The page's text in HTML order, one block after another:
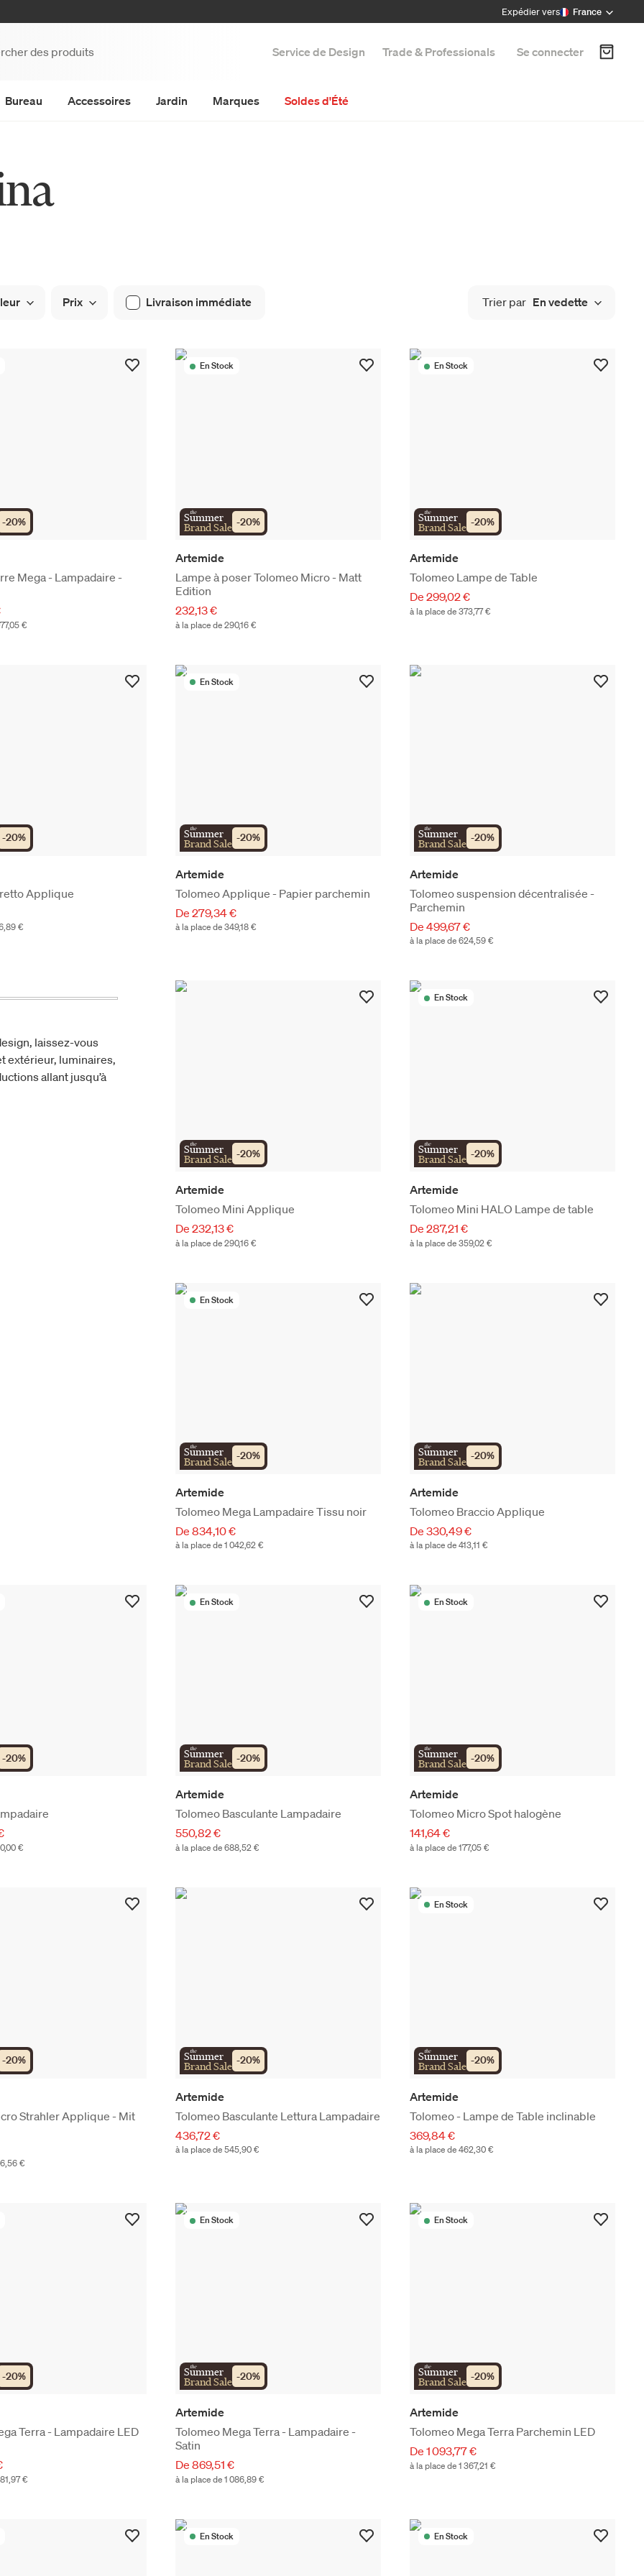
Expédier vers France
Service de Design Trade & Professionals Se connecter
Bureau Accessoires Jardin Marques Soldes d'Été
Prix Livraison immédiate Trier par En vedette
-20%
Mega - Lampadaire -
€
En Stock
the
Summer
Brand Sale -20%
Artemide
Lampe à poser Tolomeo Micro - Matt
Edition
232,13 €
à la place de 290,16 €
En Stock
the
Summer
Brand Sale -20%
Artemide
Tolomeo Lampe de Table
De 299,02 €
à la place de 373,77 €
-20%
Applique
€
En Stock
the
Summer
Brand Sale -20%
Artemide
Tolomeo Applique - Papier parchemin
De 279,34 €
à la place de 349,18 €
the
Summer
Brand Sale -20%
Artemide
Tolomeo suspension décentralisée -
Parchemin
De 499,67 €
à la place de 624,59 €
laissez-vous
extérieur, luminaires,
allant jusqu’à
the
Summer
Brand Sale -20%
Artemide
Tolomeo Mini Applique
De 232,13 €
à la place de 290,16 €
En Stock
the
Summer
Brand Sale -20%
Artemide
Tolomeo Mini HALO Lampe de table
De 287,21 €
à la place de 359,02 €
En Stock
the
Summer
Brand Sale -20%
Artemide
Tolomeo Mega Lampadaire Tissu noir
De 834,10 €
à la place de 1 042,62 €
the
Summer
Brand Sale -20%
Artemide
Tolomeo Braccio Applique
De 330,49 €
à la place de 413,11 €
-20%
€
En Stock
the
Summer
Brand Sale -20%
Artemide
Tolomeo Basculante Lampadaire
550,82 €
à la place de 688,52 €
En Stock
the
Summer
Brand Sale -20%
Artemide
Tolomeo Micro Spot halogène
141,64 €
à la place de 177,05 €
-20%
Strahler Applique - Mit
€
the
Summer
Brand Sale -20%
Artemide
Tolomeo Basculante Lettura Lampadaire
436,72 €
à la place de 545,90 €
En Stock
the
Summer
Brand Sale -20%
Artemide
Tolomeo - Lampe de Table inclinable
369,84 €
à la place de 462,30 €
-20%
Terra - Lampadaire LED
€
En Stock
the
Summer
Brand Sale -20%
Artemide
Tolomeo Mega Terra - Lampadaire -
Satin
De 869,51 €
à la place de 1 086,89 €
En Stock
the
Summer
Brand Sale -20%
Artemide
Tolomeo Mega Terra Parchemin LED
De 1 093,77 €
à la place de 1 367,21 €
En Stock En Stock